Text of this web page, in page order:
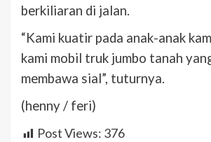
berkiliaran di jalan.
“Kami kuatir pada anak-anak
kami mobil truk jumbo tanah
membawa sial”, tuturnya.
(henny / feri)
Post Views: 376